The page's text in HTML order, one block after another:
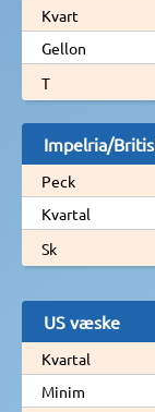
Kvart
Gellon
T
Impelria/
Peck
Kvartal
Sk
US væske
Kvartal
Minim